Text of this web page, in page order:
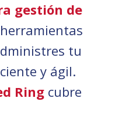
gestión de
tu
y ágil.
Ring cubre